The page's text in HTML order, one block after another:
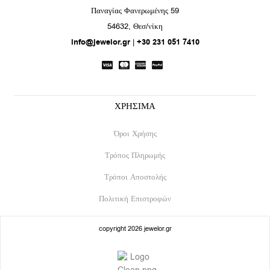
e
b
o
o
k
t
a
g
r
a
Παναγίας Φανερωμένης 59
54632, Θεσ/νίκη
info@jewelor.gr| +30 231 051 7410
ΧΡΗΣΙΜΑ
Όροι Χρήσης
Τρόπος Πληρωμής
Τρόποι Αποστολής
Πολιτική Επιστροφών
copyright 2026 jewelor.gr